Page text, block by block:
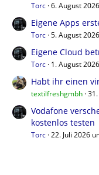
Torc 6. August
Eigene Apps
Torc 5. August
Eigene Cloud
Torc 1. August
Habt ihr einen
textilfreshgmbh
Vodafone
kostenlos testen
Torc 22. Juli 2026